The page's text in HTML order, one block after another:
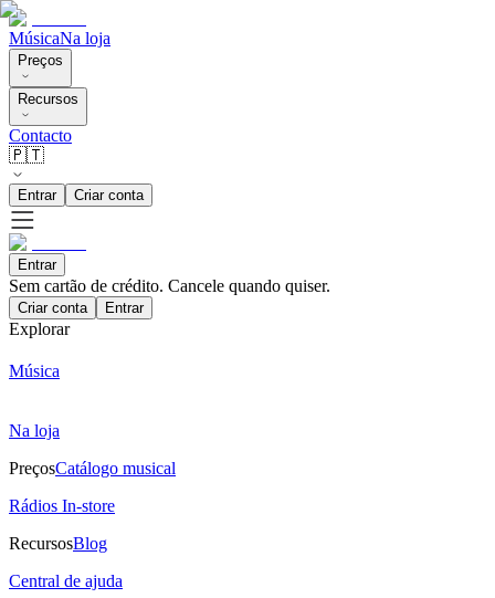
MúsicaNa loja
Preços
Recursos
Contacto
🇵🇹
Entrar Criar conta
Entrar
Sem cartão de crédito. Cancele quando quiser.
Criar conta Entrar
Explorar
Música
Na loja
PreçosCatálogo musical
Rádios In-store
RecursosBlog
Central de ajuda